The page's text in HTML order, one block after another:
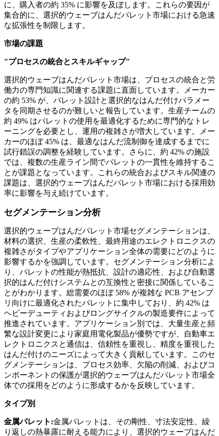
に、購入者の約 35% に影響を及ぼします。これらの要因が
集合的に、選択的ウェーブはんだパレット市場における急速
な拡張性を制限します。
市場の課題
"プロセスの統合とスキルギャップ"
選択的ウェーブはんだパレット市場は、プロセスの統合と労
働力の専門知識に関連する課題に直面しています。メーカー
の約 53% が、パレット設計と選択的なはんだ付けパラメー
タを同期させるのが難しいと報告しています。生産チームの
約 49% はパレットの使用を最適化するために専門的なトレ
ーニングを必要とし、運用の複雑さが増大しています。メー
カーのほぼ 45% は、最適なはんだ流制御を達成するまでに
試行錯誤の調整を経験しています。さらに、約 42% の施設
では、複数の生産ライン間でパレットの一貫性を維持するこ
とが課題となっています。これらの統合およびスキル関連の
課題は、選択的ウェーブはんだパレット市場における採用効
率に影響を与え続けています。
セグメンテーション分析
選択的ウェーブはんだパレット市場セグメンテーションは、
材料の選択、生産の柔軟性、最終用途のエレクトロニクスの
複雑さがタイプやアプリケーション全体の需要にどのように
影響するかを強調しています。セグメンテーション分析によ
り、パレットの性能が熱抵抗、設計の適応性、および自動選
択的はんだ付けシステムとの互換性と密接に関係しているこ
とがわかります。総需要のほぼ 58% が複雑な PCB アセンブ
リ向けに最適化されたパレットに集中しており、約 42% は
ヘビーデューティおよびロングサイクルの製造要件によって
推進されています。アプリケーション別では、大量生産と頻
繁な設計変更により家庭用電化製品が優勢ですが、自動車エ
レクトロニクスと通信は、信頼性を重視し、精度を重視した
はんだ付けのニーズによって大きく貢献しています。このセ
グメンテーションは、プロセス効率、欠陥の削減、およびコ
ンポーネントの保護が選択的ウェーブはんだパレット市場全
体での採用をどのように形成するかを反映しています。
タイプ別
金属パレット:金属パレットは、その剛性、寸法安定性、繰
り返しの熱暴露に耐える能力により、選択的ウェーブはんだ